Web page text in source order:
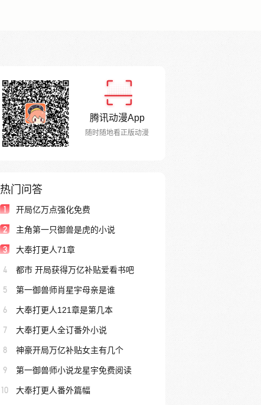
腾讯动漫App
随时随地看正版动漫
热门问答
1 开局亿万点强化免费
2 主角第一只御兽是虎的小说
3 大奉打更人71章
4 都市 开局获得万亿补贴爱看书吧
5 第一御兽师肖星宇母亲是谁
6 大奉打更人121章是第几本
7 大奉打更人全订番外小说
8 神豪开局万亿补贴女主有几个
9 第一御兽师小说龙星宇免费阅读
10 大奉打更人番外篇幅